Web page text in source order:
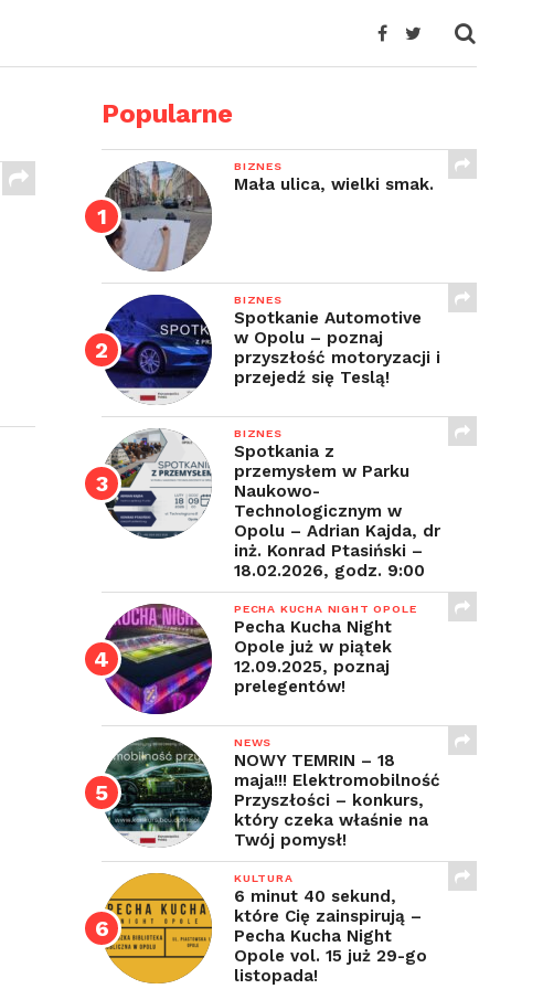
Popularne
BIZNES
Mała ulica, wielki smak.
BIZNES
Spotkanie Automotive
w Opolu – poznaj
przyszłość motoryzacji i
przejedź się Teslą!
BIZNES
Spotkania z
przemysłem w Parku
Naukowo-
Technologicznym w
Opolu – Adrian Kajda, dr
inż. Konrad Ptasiński –
18.02.2026, godz. 9:00
PECHA KUCHA NIGHT OPOLE
Pecha Kucha Night
Opole już w piątek
12.09.2025, poznaj
prelegentów!
NEWS
NOWY TEMRIN – 18
maja!!! Elektromobilność
Przyszłości – konkurs,
który czeka właśnie na
Twój pomysł!
KULTURA
6 minut 40 sekund,
które Cię zainspirują –
Pecha Kucha Night
Opole vol. 15 już 29-go
listopada!